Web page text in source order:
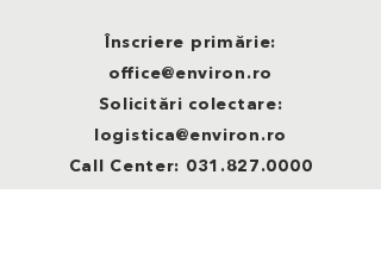
Înscriere primărie:
office@environ.ro
Solicitări colectare:
logistica@environ.ro
Call Center: 031.827.0000